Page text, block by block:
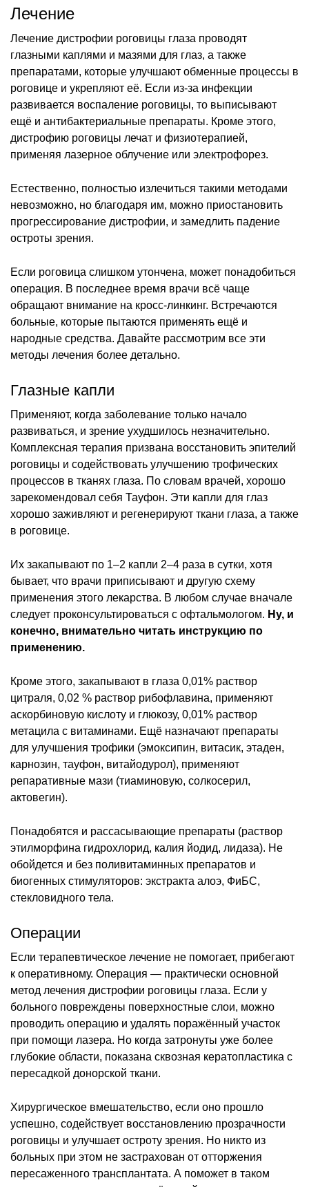
Лечение
Лечение дистрофии роговицы глаза проводят
глазными каплями и мазями для глаз, а также
препаратами, которые улучшают обменные процессы в
роговице и укрепляют её. Если из-за инфекции
развивается воспаление роговицы, то выписывают
ещё и антибактериальные препараты. Кроме этого,
дистрофию роговицы лечат и физиотерапией,
применяя лазерное облучение или электрофорез.
Естественно, полностью излечиться такими методами
невозможно, но благодаря им, можно приостановить
прогрессирование дистрофии, и замедлить падение
остроты зрения.
Если роговица слишком утончена, может понадобиться
операция. В последнее время врачи всё чаще
обращают внимание на кросс-линкинг. Встречаются
больные, которые пытаются применять ещё и
народные средства. Давайте рассмотрим все эти
методы лечения более детально.
Глазные капли
Применяют, когда заболевание только начало
развиваться, и зрение ухудшилось незначительно.
Комплексная терапия призвана восстановить эпителий
роговицы и содействовать улучшению трофических
процессов в тканях глаза. По словам врачей, хорошо
зарекомендовал себя Тауфон. Эти капли для глаз
хорошо заживляют и регенерируют ткани глаза, а также
в роговице.
Их закапывают по 1–2 капли 2–4 раза в сутки, хотя
бывает, что врачи приписывают и другую схему
применения этого лекарства. В любом случае вначале
следует проконсультироваться с офтальмологом. Ну, и
конечно, внимательно читать инструкцию по
применению.
Кроме этого, закапывают в глаза 0,01% раствор
цитраля, 0,02 % раствор рибофлавина, применяют
аскорбиновую кислоту и глюкозу, 0,01% раствор
метацила с витаминами. Ещё назначают препараты
для улучшения трофики (эмоксипин, витасик, этаден,
карнозин, тауфон, витайодурол), применяют
репаративные мази (тиаминовую, солкосерил,
актовегин).
Понадобятся и рассасывающие препараты (раствор
этилморфина гидрохлорид, калия йодид, лидаза). Не
обойдется и без поливитаминных препаратов и
биогенных стимуляторов: экстракта алоэ, ФиБС,
стекловидного тела.
Операции
Если терапевтическое лечение не помогает, прибегают
к оперативному. Операция — практически основной
метод лечения дистрофии роговицы глаза. Если у
больного повреждены поверхностные слои, можно
проводить операцию и удалять поражённый участок
при помощи лазера. Но когда затронуты уже более
глубокие области, показана сквозная кератопластика с
пересадкой донорской ткани.
Хирургическое вмешательство, если оно прошло
успешно, содействует восстановлению прозрачности
роговицы и улучшает остроту зрения. Но никто из
больных при этом не застрахован от отторжения
пересаженного трансплантата. А поможет в таком